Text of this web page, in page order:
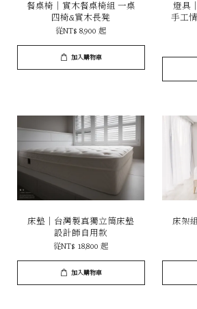
餐桌椅｜實木餐桌椅組 一桌
四椅&實木長凳
從NT$ 8,900起
加入購物車
燈具
手工
床墊｜台灣製真獨立筒床墊
設計師自用款
從NT$ 18,800起
加入購物車
床架